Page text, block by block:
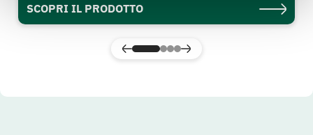
SCOPRI IL PRODOTTO